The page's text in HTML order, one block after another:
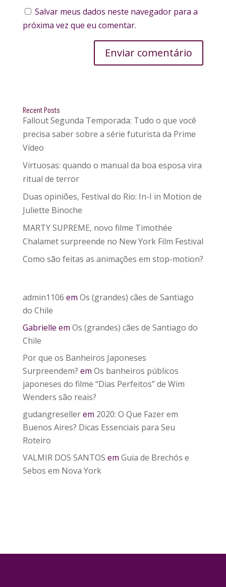
Salvar meus dados neste navegador para a
próxima vez que eu comentar.
Enviar comentário
Recent Posts
Fallout Segunda Temporada: Tudo o que você
precisa saber sobre a série futurista da Prime
Vídeo
Virtuosas: quando o manual da boa esposa vira
ritual de terror
Duas opiniões, Festival do Rio: In-I in Motion de
Juliette Binoche
MARTY SUPREME, novo filme Timothée
Chalamet surpreende no New York Film Festival
Como são feitas as animações em stop-motion?
admin1106 em Os (grandes) cães de Santiago
do Chile
Gabrielle em Os (grandes) cães de Santiago do
Chile
Por que os Banheiros Japoneses
Surpreendem? em Os banheiros públicos
japoneses do filme “Dias Perfeitos” de Wim
Wenders são reais?
gudangresellerem 2020: O Que Fazer em
Buenos Aires? Dicas Essenciais para Seu
Roteiro
VALMIR DOS SANTOS em Guia de Brechós e
Sebos em Nova York